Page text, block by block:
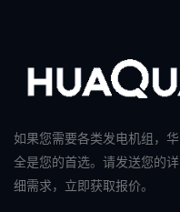
如果您需要各类发电机组，华
全是您的首选。请发送您的详
细需求，立即获取报价。